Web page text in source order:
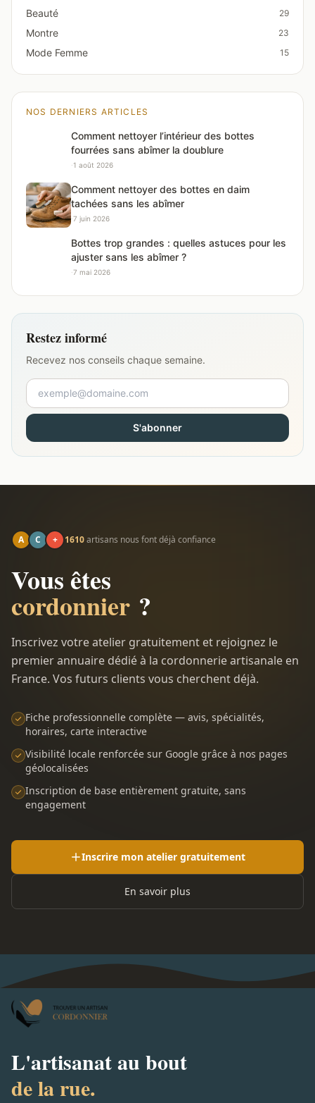
Beauté 29
Montre 23
Mode Femme 15
NOS DERNIERS ARTICLES
Comment nettoyer l’intérieur des bottes
fourrées sans abîmer la doublure
·1 août 2026
Comment nettoyer des bottes en daim
tachées sans les abîmer
·7 juin 2026
Bottes trop grandes : quelles astuces pour les
ajuster sans les abîmer ?
·7 mai 2026
Restez informé
Recevez nos conseils chaque semaine.
S'abonner
A C + 1610artisans nous font déjà confiance
Vous êtes
cordonnier ?
Inscrivez votre atelier gratuitement et rejoignez le
premier annuaire dédié à la cordonnerie artisanale en
France. Vos futurs clients vous cherchent déjà.
Fiche professionnelle complète — avis, spécialités,
horaires, carte interactive
Visibilité locale renforcée sur Google grâce à nos pages
géolocalisées
Inscription de base entièrement gratuite, sans
engagement
Inscrire mon atelier gratuitement
En savoir plus
L'artisanat au bout
de la rue.